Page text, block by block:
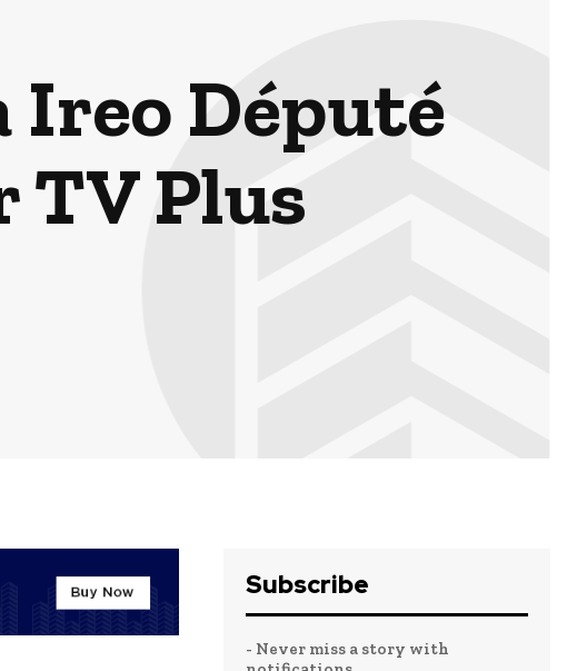
Député
TV Plus
Subscribe
- Never miss a story with